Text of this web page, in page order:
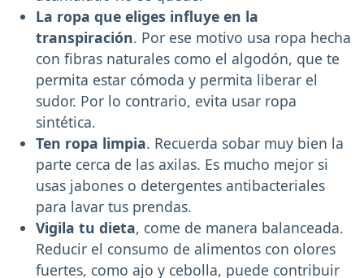
La ropa que eliges influye en la
transpiración. Por ese motivo usa ropa hecha
con fibras naturales como el algodón, que te
permita estar cómoda y permita liberar el
sudor. Por lo contrario, evita usar ropa
sintética.
Ten ropa limpia. Recuerda sobar muy bien la
parte cerca de las axilas. Es mucho mejor si
usas jabones o detergentes antibacteriales
para lavar tus prendas.
Vigila tu dieta, come de manera balanceada.
Reducir el consumo de alimentos con olores
fuertes, como ajo y cebolla, puede contribuir